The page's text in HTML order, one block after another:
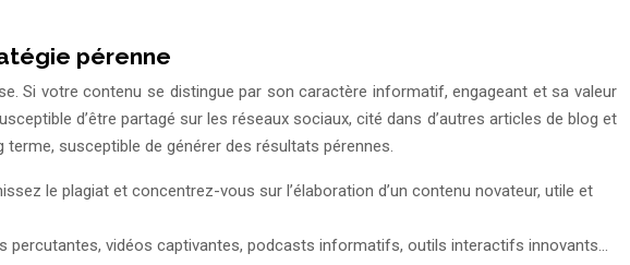
pérenne
Si votre contenu se distingue par son caractère informatif, engageant et sa valeur
d’être partagé sur les réseaux sociaux, cité dans d’autres articles de blog et
susceptible de générer des résultats pérennes.
le plagiat et concentrez-vous sur l’élaboration d’un contenu novateur, utile et
percutantes, vidéos captivantes, podcasts informatifs, outils interactifs innovants…